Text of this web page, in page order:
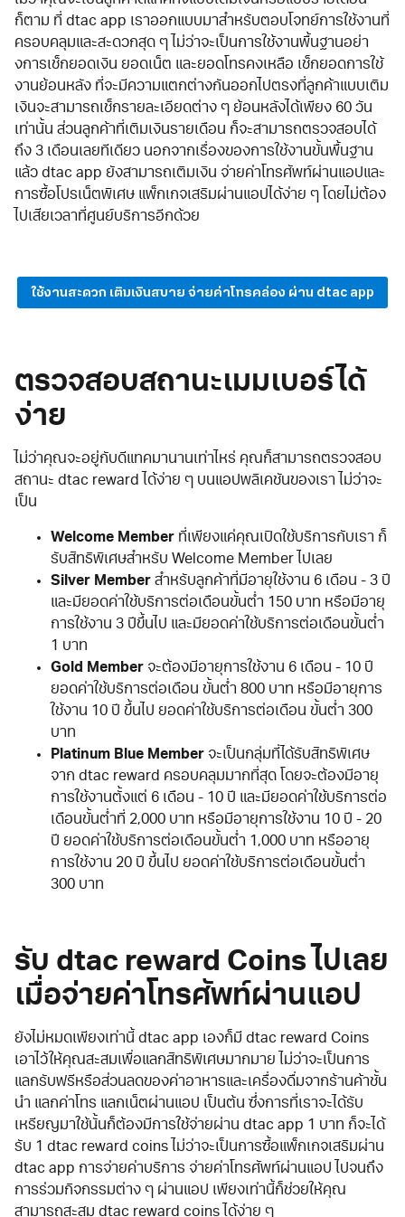
ก็ตาม ที่ dtac app เราออกแบบมาสำหรับตอบโจทย์การใช้งานที่
ครอบคลุมและสะดวกสุด ๆ ไม่ว่าจะเป็นการใช้งานพื้นฐานอย่า
งการเช็กยอดเงิน ยอดเน็ต และยอดโทรคงเหลือ เช็กยอดการใช้
งานย้อนหลัง ที่จะมีความแตกต่างกันออกไปตรงที่ลูกค้าแบบเติม
เงินจะสามารถเช็กรายละเอียดต่าง ๆ ย้อนหลังได้เพียง 60 วัน
เท่านั้น ส่วนลูกค้าที่เติมเงินรายเดือน ก็จะสามารถตรวจสอบได้
ถึง 3 เดือนเลยทีเดียว นอกจากเรื่องของการใช้งานขั้นพื้นฐาน
แล้ว dtac app ยังสามารถเติมเงิน จ่ายค่าโทรศัพท์ผ่านแอปและ
การซื้อโปรเน็ตพิเศษ แพ็กเกจเสริมผ่านแอปได้ง่าย ๆ โดยไม่ต้อง
ไปเสียเวลาที่ศูนย์บริการอีกด้วย
ใช้งานสะดวก เติมเงินสบาย จ่ายค่าโทรคล่อง ผ่าน dtac app
ตรวจสอบสถานะเมมเบอร์ได้
ง่าย
ไม่ว่าคุณจะอยู่กับดีแทคมานานเท่าไหร่ คุณก็สามารถตรวจสอบ
สถานะ dtac reward ได้ง่าย ๆ บนแอปพลิเคชันของเรา ไม่ว่าจะ
เป็น
Welcome Member ที่เพียงแค่คุณเปิดใช้บริการกับเรา ก็
รับสิทธิพิเศษสำหรับ Welcome Member ไปเลย
Silver Member สำหรับลูกค้าที่มีอายุใช้งาน 6 เดือน - 3 ปี
และมียอดค่าใช้บริการต่อเดือนขั้นต่ำ 150 บาท หรือมีอายุ
การใช้งาน 3 ปีขึ้นไป และมียอดค่าใช้บริการต่อเดือนขั้นต่ำ
1 บาท
Gold Member จะต้องมีอายุการใช้งาน 6 เดือน - 10 ปี
ยอดค่าใช้บริการต่อเดือน ขั้นต่ำ 800 บาท หรือมีอายุการ
ใช้งาน 10 ปี ขึ้นไป ยอดค่าใช้บริการต่อเดือน ขั้นต่ำ 300
บาท
Platinum Blue Member จะเป็นกลุ่มที่ได้รับสิทธิพิเศษ
จาก dtac reward ครอบคลุมมากที่สุด โดยจะต้องมีอายุ
การใช้งานตั้งแต่ 6 เดือน - 10 ปี และมียอดค่าใช้บริการต่อ
เดือนขั้นต่ำที่ 2,000 บาท หรือมีอายุการใช้งาน 10 ปี - 20
ปี ยอดค่าใช้บริการต่อเดือนขั้นต่ำ 1,000 บาท หรืออายุ
การใช้งาน 20 ปี ขึ้นไป ยอดค่าใช้บริการต่อเดือนขั้นต่ำ
300 บาท
รับ dtac reward Coins ไปเลย
เมื่อจ่ายค่าโทรศัพท์ผ่านแอป
ยังไม่หมดเพียงเท่านี้ dtac app เองก็มี dtac reward Coins
เอาไว้ให้คุณสะสมเพื่อแลกสิทธิพิเศษมากมาย ไม่ว่าจะเป็นการ
แลกรับฟรีหรือส่วนลดของค่าอาหารและเครื่องดื่มจากร้านค้าชั้น
นำ แลกค่าโทร แลกเน็ตผ่านแอป เป็นต้น ซึ่งการที่เราจะได้รับ
เหรียญมาใช้นั้นก็ต้องมีการใช้จ่ายผ่าน dtac app 1 บาท ก็จะได้
รับ 1 dtac reward coins ไม่ว่าจะเป็นการซื้อแพ็กเกจเสริมผ่าน
dtac app การจ่ายค่าบริการ จ่ายค่าโทรศัพท์ผ่านแอป ไปจนถึง
การร่วมกิจกรรมต่าง ๆ ผ่านแอป เพียงเท่านี้ก็ช่วยให้คุณ
สามารถสะสม dtac reward coins ได้ง่าย ๆ